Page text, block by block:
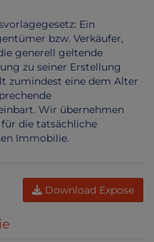
Ein
bzw. Verkäufer,
generell geltende
zu seiner Erstellung
zumindest eine dem Alter
Wir übernehmen
die tatsächliche
Immobilie.
Download Expose